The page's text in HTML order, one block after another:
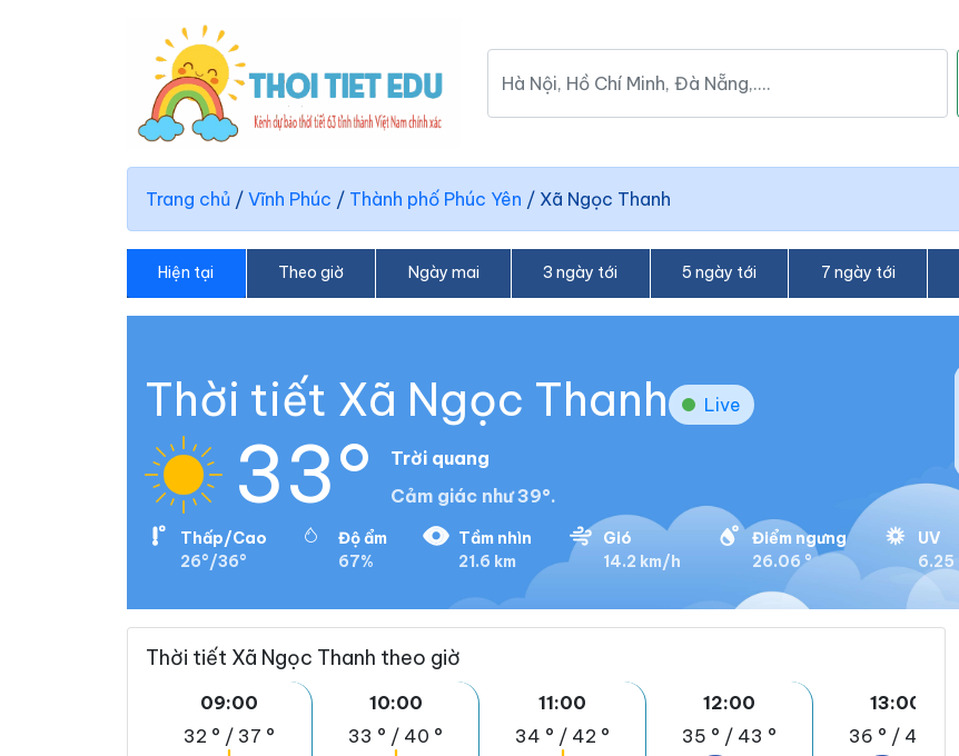
Trang chủ / Vĩnh Phúc / Thành phố Phúc Yên / Xã Ngọc Thanh
Hiện tại Theo giờ Ngày mai 3 ngày tới 5 ngày tới 7 ngày tới
Thời tiết Xã Ngọc Thanh Live
33°
Trời quang
Cảm giác như 39°.
Thấp/Cao
26°/36°
Độ ẩm
67%
Tầm nhìn
21.6 km
Gió
14.2 km/h
Điểm ngưng
26.06 °
UV
6.25
Thời tiết Xã Ngọc Thanh theo giờ
09:00
32 ° / 37 °
10:00
33 ° / 40 °
11:00
34 ° / 42 °
12:00
35 ° / 43 °
13:00
36 ° / 44 °